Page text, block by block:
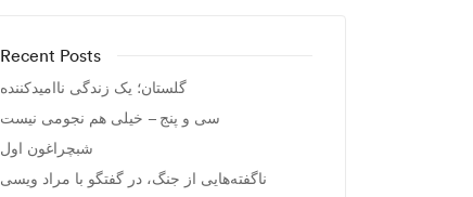
Recent Posts
گلستان؛ یک زندگی ناامیدکننده
سی و پنج – خیلی هم نجومی نیست
شبچراغون اول
ناگفته‌هایی از جنگ، در گفتگو با مراد ویسی